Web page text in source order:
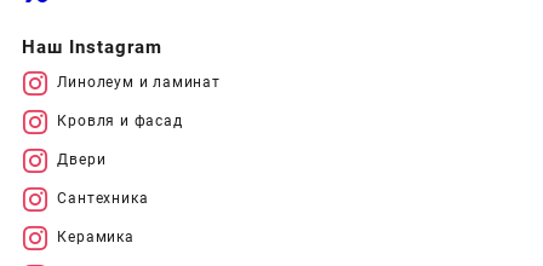
Наш Instagram
Линолеум и ламинат
Кровля и фасад
Двери
Сантехника
Керамика